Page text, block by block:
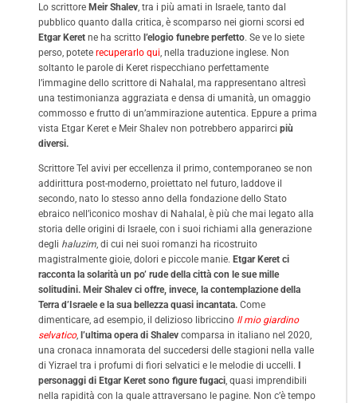
Lo scrittore Meir Shalev, tra i più amati in Israele, tanto dal
pubblico quanto dalla critica, è scomparso nei giorni scorsi ed
Etgar Keret ne ha scritto l’elogio funebre perfetto. Se ve lo siete
perso, potete recuperarlo qui, nella traduzione inglese. Non
soltanto le parole di Keret rispecchiano perfettamente
l’immagine dello scrittore di Nahalal, ma rappresentano altresì
una testimonianza aggraziata e densa di umanità, un omaggio
commosso e frutto di un’ammirazione autentica. Eppure a prima
vista Etgar Keret e Meir Shalev non potrebbero apparirci più
diversi.
Scrittore Tel avivi per eccellenza il primo, contemporaneo se non
addirittura post-moderno, proiettato nel futuro, laddove il
secondo, nato lo stesso anno della fondazione dello Stato
ebraico nell’iconico moshav di Nahalal, è più che mai legato alla
storia delle origini di Israele, con i suoi richiami alla generazione
degli haluzim, di cui nei suoi romanzi ha ricostruito
magistralmente gioie, dolori e piccole manie. Etgar Keret ci
racconta la solarità un po’ rude della città con le sue mille
solitudini. Meir Shalev ci offre, invece, la contemplazione della
Terra d’Israele e la sua bellezza quasi incantata. Come
dimenticare, ad esempio, il delizioso libriccino Il mio giardino
selvatico, l’ultima opera di Shalev comparsa in italiano nel 2020,
una cronaca innamorata del succedersi delle stagioni nella valle
di Yizrael tra i profumi di fiori selvatici e le melodie di uccelli.
personaggi di Etgar Keret sono figure fugaci, quasi imprendibili
nella rapidità con la quale attraversano le pagine. Non c’è tempo